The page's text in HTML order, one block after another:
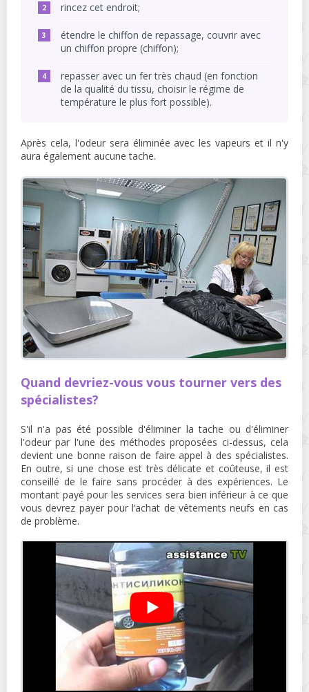
rincez cet endroit;
étendre le chiffon de repassage, couvrir avec
un chiffon propre (chiffon);
repasser avec un fer très chaud (en fonction
de la qualité du tissu, choisir le régime de
température le plus fort possible).
Après cela, l'odeur sera éliminée avec les vapeurs et il n'y
aura également aucune tache.
Quand devriez-vous vous tourner vers des
spécialistes?
S'il n'a pas été possible d'éliminer la tache ou d'éliminer
l'odeur par l'une des méthodes proposées ci-dessus, cela
devient une bonne raison de faire appel à des spécialistes.
En outre, si une chose est très délicate et coûteuse, il est
conseillé de le faire sans procéder à des expériences. Le
montant payé pour les services sera bien inférieur à ce que
vous devrez payer pour l’achat de vêtements neufs en cas
de problème.